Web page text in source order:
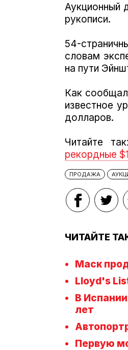
Аукционный
рукописи.
54-
словам
на пути
Как
известное
долларов.
Читайте
рекордные
ПРОДАЖА
ЧИТАЙТЕ
Маск
Lloyd's
В
лет
Первую